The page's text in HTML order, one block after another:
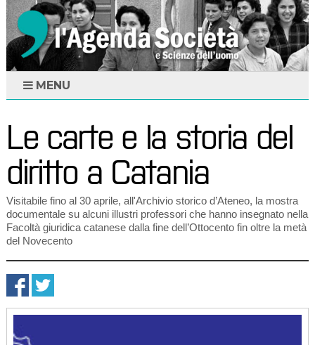
MENU
Le carte e la storia del
diritto a Catania
Visitabile fino al 30 aprile, all'Archivio storico d’Ateneo, la mostra
documentale su alcuni illustri professori che hanno insegnato nella
Facoltà giuridica catanese dalla fine dell’Ottocento fin oltre la metà
del Novecento